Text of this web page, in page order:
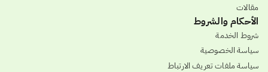
مقالات
الأحكام والشروط
شروط الخدمة
سياسة الخصوصية
سياسة ملفات تعريف الارتباط